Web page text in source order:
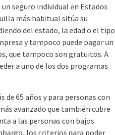
seguro individual en Estados
más habitual sitúa su
del estado, la edad o el tipo
y tampoco puede pagar un
que tampoco son gratuitos. A
a uno de los dos programas
de 65 años y para personas con
avanzado que también cubre
a las personas con bajos
los criterios para poder